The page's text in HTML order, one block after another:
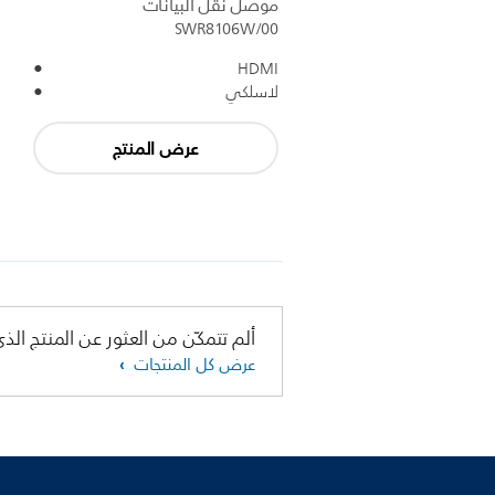
SWR8106W/00
HDMI
لاسلكي
عرض المنتج
ألم تتمكّن من العثور عن المنتج
عرض كل المنتجات